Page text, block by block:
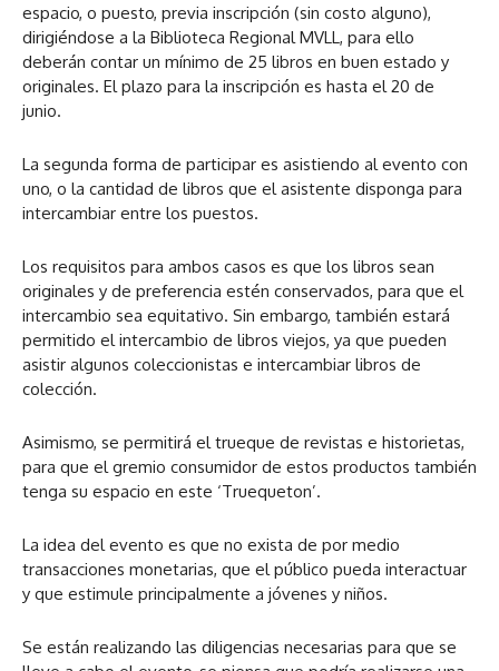
espacio, o puesto, previa inscripción (sin costo alguno),
dirigiéndose a la Biblioteca Regional MVLL, para ello
deberán contar un mínimo de 25 libros en buen estado y
originales. El plazo para la inscripción es hasta el 20 de
junio.
La segunda forma de participar es asistiendo al evento con
uno, o la cantidad de libros que el asistente disponga para
intercambiar entre los puestos.
Los requisitos para ambos casos es que los libros sean
originales y de preferencia estén conservados, para que el
intercambio sea equitativo. Sin embargo, también estará
permitido el intercambio de libros viejos, ya que pueden
asistir algunos coleccionistas e intercambiar libros de
colección.
Asimismo, se permitirá el trueque de revistas e historietas,
para que el gremio consumidor de estos productos también
tenga su espacio en este ‘Truequeton’.
La idea del evento es que no exista de por medio
transacciones monetarias, que el público pueda interactuar
y que estimule principalmente a jóvenes y niños.
Se están realizando las diligencias necesarias para que se